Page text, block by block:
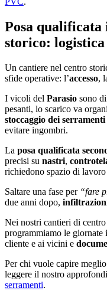
Posa
storico:
Un cantiere nel centro
sfide operative: l’accesso,
I vicoli del Parasio sono
pesanti, lo scarico va
stoccaggio dei serramenti
evitare ingombri.
La posa qualificata
precisi su nastri,
richiedono spazio di lavoro
Saltare una fase per “fare
due anni dopo,
Nei nostri cantieri di
programmiamo le
cliente e ai vicini e
Per chi vuole capire
leggere il nostro
serramenti.